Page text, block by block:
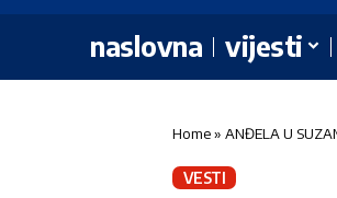
naslovna vijesti
Home» ANĐELA U
VESTI